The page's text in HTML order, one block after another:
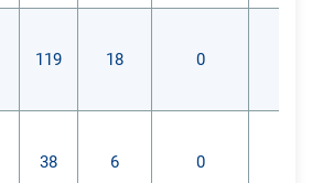
119 18 0
38 6 0